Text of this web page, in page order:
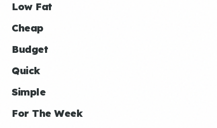
Low Fat
Cheap
Budget
Quick
Simple
For The Week